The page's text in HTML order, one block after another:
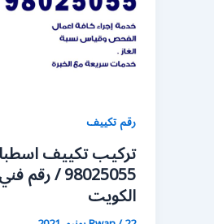
رقم تكييف
تركيب تكييف
98025055 /
الكويت